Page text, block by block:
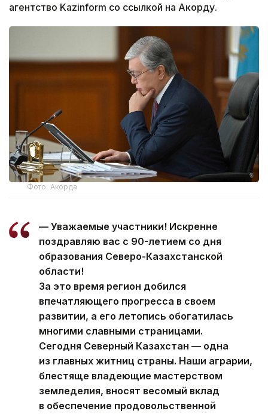
агентство Kazinform со ссылкой на Акорду.
Фото: Акорда
— Уважаемые участники! Искренне
поздравляю вас с 90-летием со дня
образования Северо-Казахстанской
области!
За это время регион добился
впечатляющего прогресса в своем
развитии, а его летопись обогатилась
многими славными страницами.
Сегодня Северный Казахстан — одна
из главных житниц страны. Наши аграрии,
блестяще владеющие мастерством
земледелия, вносят весомый вклад
в обеспечение продовольственной